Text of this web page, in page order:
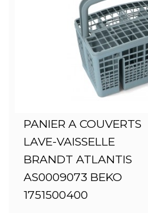
PANIER A COUVERTS
LAVE-VAISSELLE
BRANDT ATLANTIS
AS0009073 BEKO
1751500400